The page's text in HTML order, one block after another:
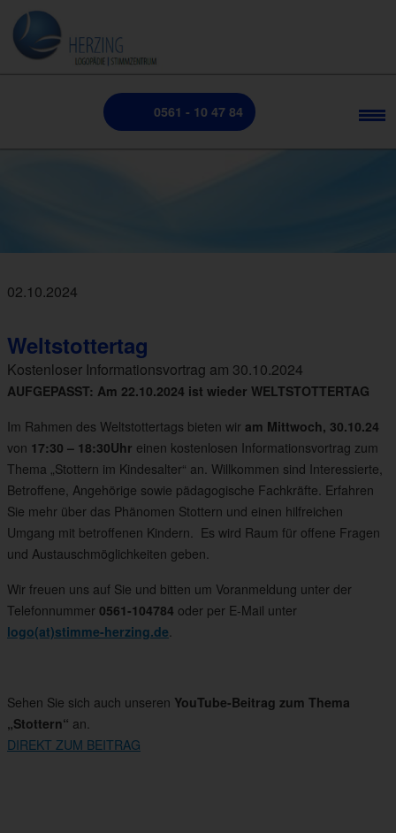
0561 - 10 47 84
02.10.2024
Weltstottertag
Kostenloser Informationsvortrag am 30.10.2024
AUFGEPASST: Am 22.10.2024 ist wieder WELTSTOTTERTAG
Im Rahmen des Weltstottertags bieten wir am Mittwoch, 30.10.24
von 17:30 – 18:30Uhr einen kostenlosen Informationsvortrag zum
Thema „Stottern im Kindesalter“ an. Willkommen sind Interessierte,
Betroffene, Angehörige sowie pädagogische Fachkräfte. Erfahren
Sie mehr über das Phänomen Stottern und einen hilfreichen
Umgang mit betroffenen Kindern. Es wird Raum für offene Fragen
und Austauschmöglichkeiten geben.
Wir freuen uns auf Sie und bitten um Voranmeldung unter der
Telefonnummer 0561-104784 oder per E-Mail unter
logo(at)stimme-herzing.de
Sehen Sie sich auch unseren YouTube-Beitrag zum Thema
„Stottern“ an.
DIREKT ZUM BEITRAG